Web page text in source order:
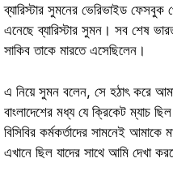
ব্যারিস্টার সুমনের ভেরিভাইড
এনেছে ব্যারিস্টার সুমন। সব শেষ
সাকিব তাকে মারতে এসেছিলেন।
এ নিয়ে সুমন বলেন, সে হঠাৎ করে
বাংলাদেশের মধ্য যে ক্রিকেট ম্যাচ
বিসিবির কর্মকর্তাদের সামনেই
এখানে ছিল যাদের সাথে আমি দেখা